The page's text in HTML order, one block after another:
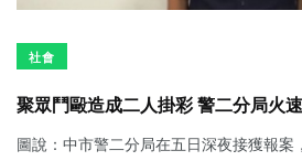
社會
聚眾鬥毆造成二人掛彩 警二分局火
圖說：中市警二分局在五日深夜接獲報案